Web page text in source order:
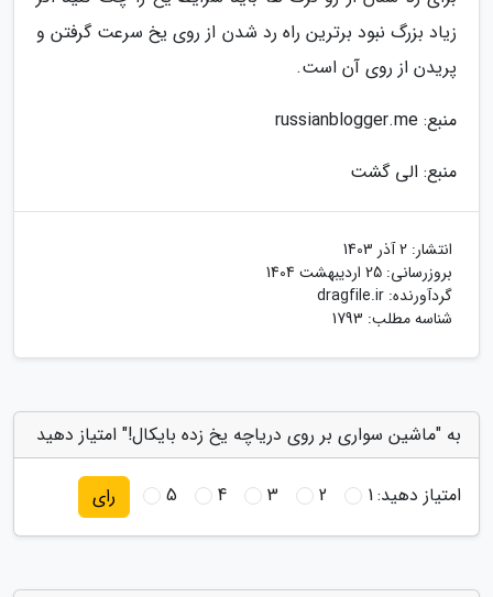
زیاد بزرگ نبود برترین راه رد شدن از روی یخ سرعت گرفتن و
پریدن از روی آن است.
منبع: russianblogger.me
منبع: الی گشت
انتشار: 2 آذر 1403
بروزرسانی: 25 اردیبهشت 1404
گردآورنده: dragfile.ir
شناسه مطلب: 1793
به "ماشین سواری بر روی دریاچه یخ زده بایکال!" امتیاز دهید
امتیاز دهید:1
2
3
4
5 رای